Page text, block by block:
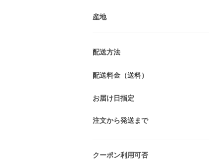
産地
配送方法
配送料金（送料）
お届け日指定
注文から発送まで
クーポン利用可否